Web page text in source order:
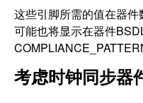
这些引脚所需的值在器
可能也将显示在器件
考虑时钟同步器